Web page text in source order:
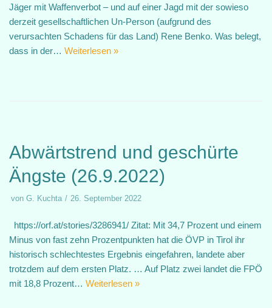
Jäger mit Waffenverbot – und auf einer Jagd mit der sowieso
derzeit gesellschaftlichen Un-Person (aufgrund des
verursachten Schadens für das Land) Rene Benko. Was belegt,
dass in der… Weiterlesen »
Abwärtstrend und geschürte
Ängste (26.9.2022)
von G. Kuchta 26. September 2022
https://orf.at/stories/3286941/ Zitat: Mit 34,7 Prozent und einem
Minus von fast zehn Prozentpunkten hat die ÖVP in Tirol ihr
historisch schlechtestes Ergebnis eingefahren, landete aber
trotzdem auf dem ersten Platz. … Auf Platz zwei landet die FPÖ
mit 18,8 Prozent… Weiterlesen »